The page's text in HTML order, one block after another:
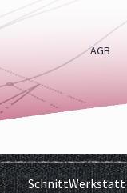
AGB
SchnittWerkstatt